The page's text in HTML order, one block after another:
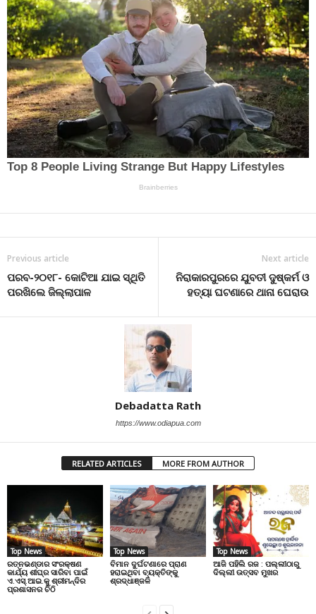
Previous article
ପରବ-୨୦୧୮- କୋଟିଆ ଯାଇ ସ୍ଥିତି
ପରଖିଲେ ଜିଲ୍ଲାପାଳ
Next article
ନିରାକାରପୁରରେ ଯୁବତୀ ଦୁଷ୍କର୍ମ ଓ
ହତ୍ୟା ଘଟଣାରେ ଥାନା ଘେରାଉ
Debadatta Rath
https://www.odiapua.com
RELATED ARTICLES MORE FROM AUTHOR
Top News
ରତ୍ନଭଣ୍ଡାର ସଂରକ୍ଷଣ
କାର୍ଯ୍ୟ ଶୀଘ୍ର ସାରିବା ପାଇଁ
ଏ.ଏସ୍.ଆଇ.କୁ ଶ୍ରୀମନ୍ଦିର
ପ୍ରଶାସନର ଚିଠି
Top News
ବିମାନ ଦୁର୍ଘଟଣାରେ ପ୍ରାଣ
ହରାଇଥିବା ବ୍ୟକ୍ତିଙ୍କୁ
ଶ୍ରଦ୍ଧାଞ୍ଜଳି
Top News
ଆଜି ପହିଲି ରଜ : ପଲ୍ଲୀଠାରୁ
ଦିଲ୍ଲୀ ଉତ୍ସବ ମୁଖର